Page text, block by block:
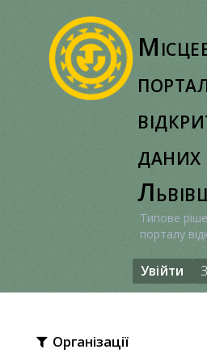
даних
Типове
порталу
Увійти
Організації